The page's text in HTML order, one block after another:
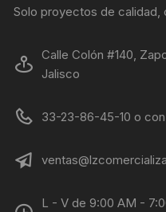
Solo proyectos de calidad,
Calle Colón #140,
Jalisco
33-23-86-45-10 o
L - V de 9:00 AM -